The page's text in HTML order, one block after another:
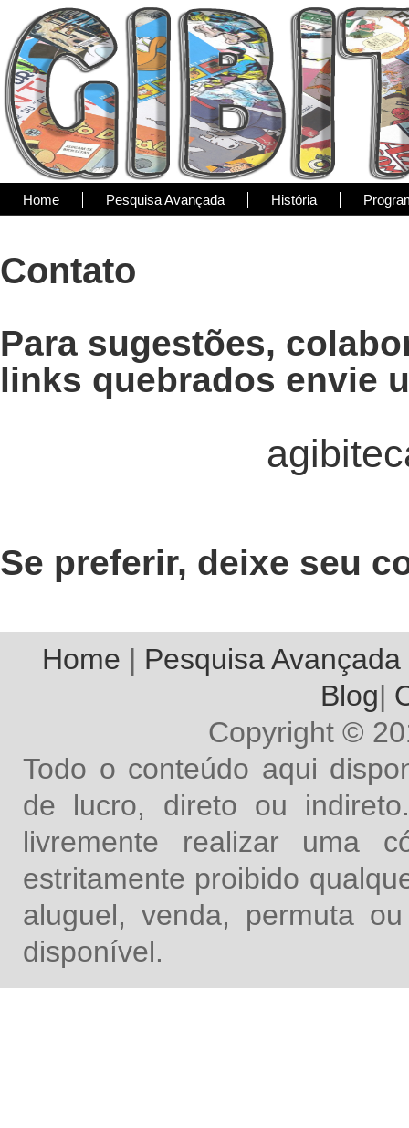
Home Pesquisa Avançada História
Contato
Para sugestões,
links quebrados envie
Se preferir, deixe seu
Home | Pesquisa Avançada
Blog|
Copyright ©
Todo o conteúdo aqui
de lucro, direto ou
livremente realizar uma
estritamente proibido
aluguel, venda, permuta
disponível.